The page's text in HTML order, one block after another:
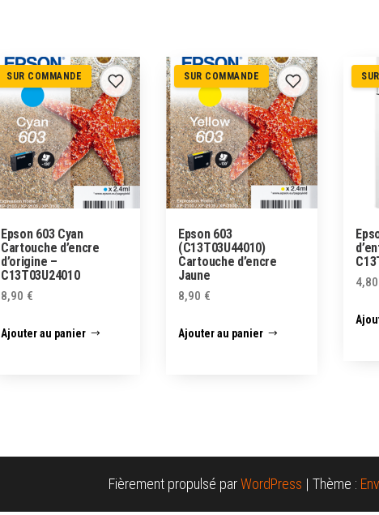
SUR COMMANDE
Epson 603 Cyan
Cartouche d’encre
d’origine –
C13T03U24010
8,90 €
Ajouter au panier
SUR COMMANDE
Epson 603
(C13T03U44010)
Cartouche d’encre
Jaune
8,90 €
Ajouter au panier
4,80
Fièrement propulsé parWordPress | Thème :